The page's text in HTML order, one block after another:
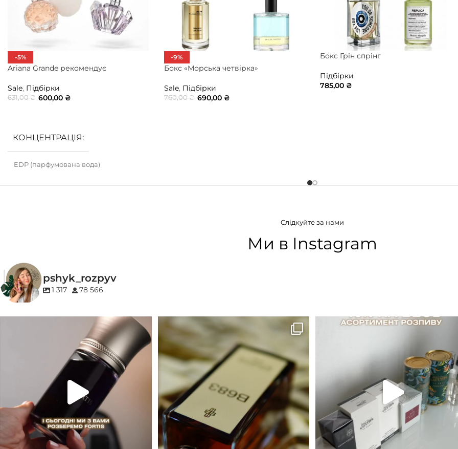
-5%
Ariana Grande рекомендує
Sale, Підбірки
631,00₴ 600,00 ₴
КОНЦЕНТРАЦІЯ
EDP (парфумована вода)
-9%
Бокс «Морська четвірка»
Sale, Підбірки
760,00₴ 690,00 ₴
Бокс Грін спрінг
Підбірки
785,00 ₴
Слідкуйте за нами
Ми в Instagram
pshyk_rozpyv
1 317 78 566
Для замовлення переходьте на сайт або в
Instagram...
33 2
Marc-Antoine Barrois B683 - це запах вечора в...
19 0
Знижка 15 % діє НА ОНЛАЙН